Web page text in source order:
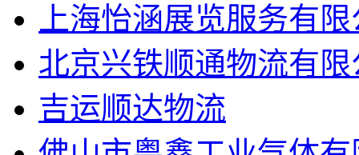
上海怡涵展览服务有
北京兴铁顺通物流有限
吉运顺达物流